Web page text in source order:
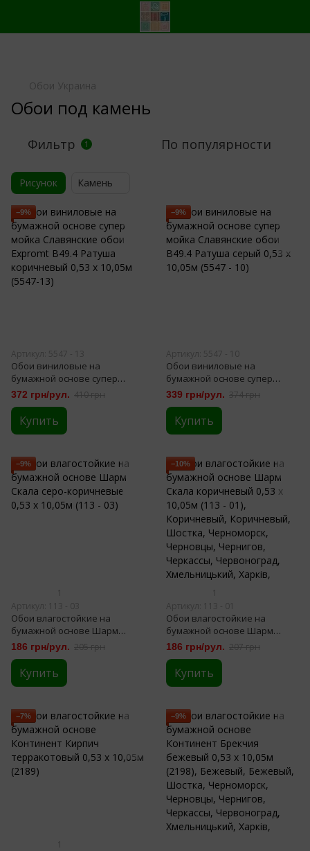
Обои Украина
Обои под камень
Фильтр 1 По популярности
Рисунок Камень
−9%
Артикул: 5547 - 13
Обои виниловые на
бумажной основе супер
мойка Славянские обои
Expromt B49.4 Ратуша
коричневый 0,53 х 10,05м
(5547-13)
372 грн/рул. 410 грн
Купить
−9%
Артикул: 5547 - 10
Обои виниловые на
бумажной основе супер
мойка Славянские обои B49.4
Ратуша серый 0,53 х 10,05м
(5547 - 10)
339 грн/рул. 374 грн
Купить
−9%
Артикул: 113 - 03
Обои влагостойкие на
бумажной основе Шарм
Скала серо-коричневые 0,53
х 10,05м (113 - 03)
186 грн/рул. 205 грн
Купить
−10%
Артикул: 113 - 01
Обои влагостойкие на
бумажной основе Шарм
Скала коричневый 0,53 х
10,05м (113 - 01)
186 грн/рул. 207 грн
Купить
−7% −9%